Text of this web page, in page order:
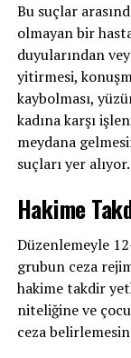
Bu suçlar
olmayan bir
duyularından
yitirmesi,
kaybolması,
kadına karşı
meydana
suçları yer alıyor.
Hakime
Düzenlemeyle
grubun ceza
hakime takdir
niteliğine ve
ceza